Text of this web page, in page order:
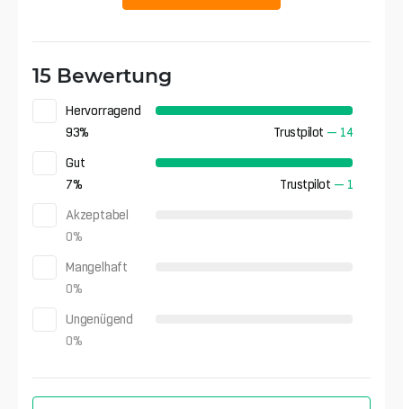
15 Bewertung
Hervorragend
93% Trustpilot — 14
Gut
7% Trustpilot — 1
Akzeptabel
0%
Mangelhaft
0%
Ungenügend
0%